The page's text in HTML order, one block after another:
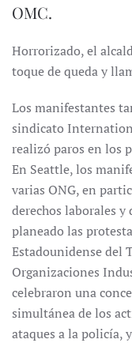
OMC.
Horrorizado, el
toque de queda y
Los manifestantes
sindicato
realizó paros en los
En Seattle, los
varias ONG, en
derechos laborales
planeado las
Estadounidense del
Organizaciones
celebraron una
simultánea de los
ataques a la policía,